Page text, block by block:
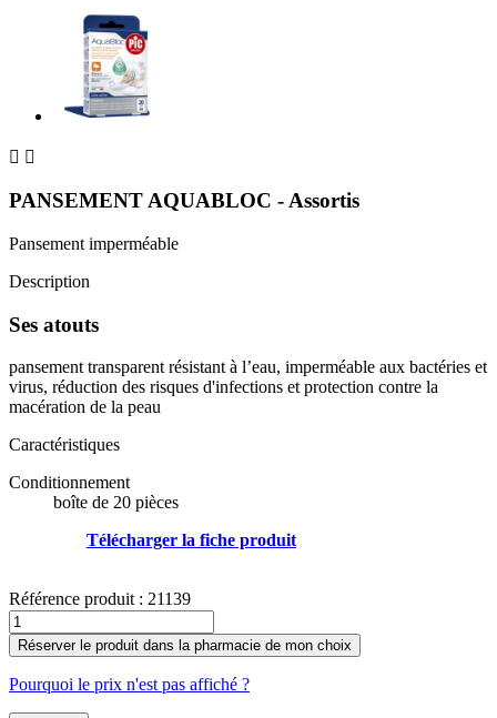
 
PANSEMENT AQUABLOC - Assortis
Pansement imperméable
Description
Ses atouts
pansement transparent résistant à l’eau, imperméable aux bactéries et
virus, réduction des risques d'infections et protection contre la
macération de la peau
Caractéristiques
Conditionnement
boîte de 20 pièces
Télécharger la fiche produit
Référence produit : 21139
Réserver le produit dans la pharmacie de mon choix
Pourquoi le prix n'est pas affiché ?